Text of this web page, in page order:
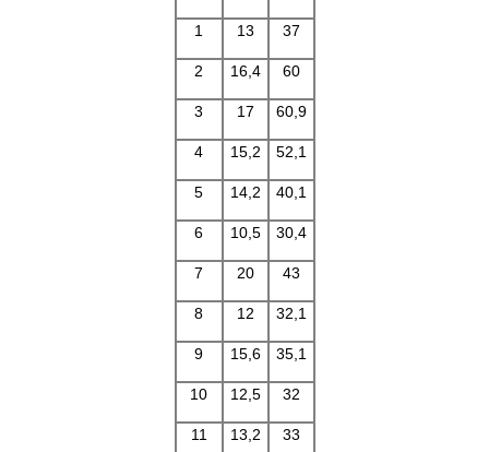
1 13 37
2 16,4 60
3 17 60,9
4 15,2 52,1
5 14,2 40,1
6 10,5 30,4
7 20 43
8 12 32,1
9 15,6 35,1
10 12,5 32
11 13,2 33